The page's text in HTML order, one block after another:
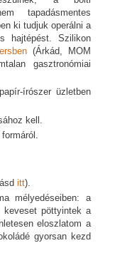
tapadásmentes
ki tudjuk operálni a
hajtépést. Szilikon
(Árkád, MOM
gasztronómiai
írószer üzletben
kell.
itt).
mélyedéseiben: a
keveset pöttyintek a
eloszlatom a
gyorsan kezd